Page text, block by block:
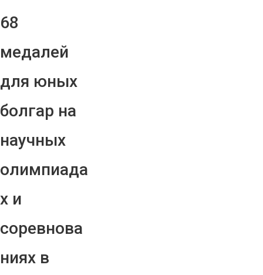
68
медалей
для юных
болгар на
научных
олимпиада
х и
соревнова
ниях в